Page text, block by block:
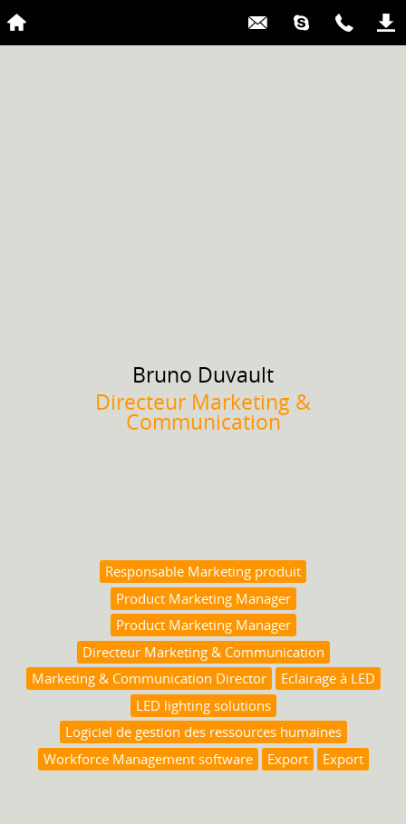
Bruno Duvault
Directeur Marketing &
Communication
Responsable Marketing produit
Product Marketing Manager
Product Marketing Manager
Directeur Marketing & Communication
Marketing & Communication Director
Eclairage à LED
LED lighting solutions
Logiciel de gestion des ressources humaines
Workforce Management software
Export Export